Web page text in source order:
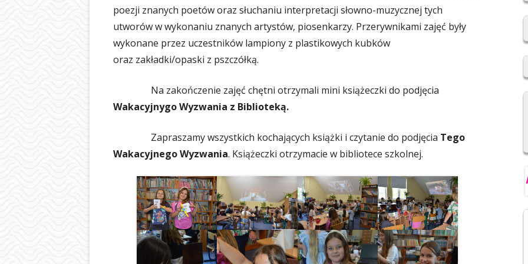
BIBLIOTEKA
ŚWIETLICA
PIELĘGNIARKA
ŚWIEBOCKIEGO W BARCICACH
OCHRONA DANYCH OSOBOWYCH
2019/2020
REKRUTACJA DO SZKÓŁ
poezji znanych poetów oraz słuchaniu interpretacji słowno-muzycznej tych
utworów w wykonaniu znanych artystów, piosenkarzy. Przerywnikami zajęć były
wykonane przez uczestników lampiony z plastikowych kubków
oraz zakładki/opaski z pszczółką.
Na zakończenie zajęć chętni otrzymali mini książeczki do podjęcia
Wakacyjnygo Wyzwania z Biblioteką.
Zapraszamy wszystkich kochających książki i czytanie do podjęcia Tego
Wakacyjnego Wyzwania. Książeczki otrzymacie w bibliotece szkolnej.